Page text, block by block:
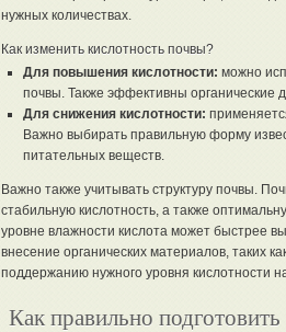
нужных количествах.
Как изменить кислотность почвы?
Для повышения кислотности: можно
почвы. Также эффективны органические
Для снижения кислотности:
Важно выбирать правильную форму
питательных веществ.
Важно также учитывать структуру почвы.
стабильную кислотность, а также
уровне влажности кислота может быстрее
внесение органических материалов, таких
поддержанию нужного уровня кислотности
Как правильно